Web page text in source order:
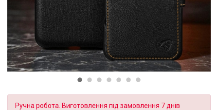
Ручна робота. Виготовлення під замовлення 7 днів